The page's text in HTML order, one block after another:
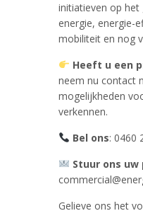
initiatieven op het
energie, energie-
mobiliteit en nog
Heeft u een
neem nu contact
mogelijkheden
verkennen.
Bel ons: 0460
Stuur ons uw
Gelieve ons het